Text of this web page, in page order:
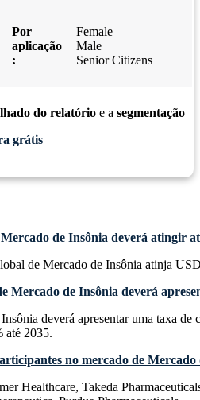
Por
aplicação
:
Female
Male
Senior Citizens
do relatório e a segmentação
grátis
de Insônia deverá atingir
de Mercado de Insônia atinja
Mercado de Insônia deverá
deverá apresentar uma taxa de
até 2035.
no mercado de Mercado
Healthcare, Takeda